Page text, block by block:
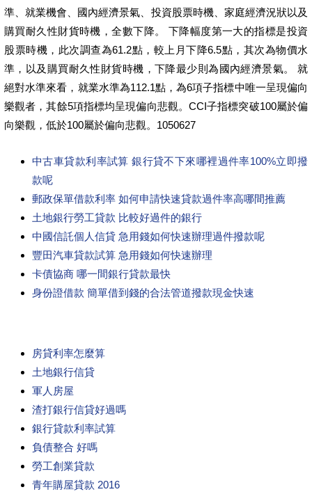
準、就業機會、國內經濟景氣、投資股票時機、家庭經濟況狀以及
購買耐久性財貨時機，全數下降。 下降幅度第一大的指標是投資
股票時機，此次調查為61.2點，較上月下降6.5點，其次為物價水
準，以及購買耐久性財貨時機，下降最少則為國內經濟景氣。 就
絕對水準來看，就業水準為112.1點，為6項子指標中唯一呈現偏向
樂觀者，其餘5項指標均呈現偏向悲觀。CCI子指標突破100屬於偏
向樂觀，低於100屬於偏向悲觀。1050627
中古車貸款利率試算 銀行貸不下來哪裡過件率100%立即撥
款呢
郵政保單借款利率 如何申請快速貸款過件率高哪間推薦
土地銀行勞工貸款 比較好過件的銀行
中國信託個人信貸 急用錢如何快速辦理過件撥款呢
豐田汽車貸款試算 急用錢如何快速辦理
卡債協商 哪一間銀行貸款最快
身份證借款 簡單借到錢的合法管道撥款現金快速
房貸利率怎麼算
土地銀行信貸
軍人房屋
渣打銀行信貸好過嗎
銀行貸款利率試算
負債整合 好嗎
勞工創業貸款
青年購屋貸款 2016